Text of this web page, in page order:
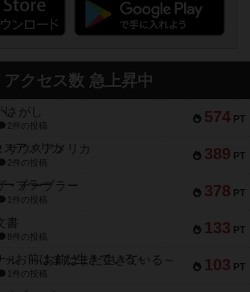
アクセス数 急上昇中
574 PT
さがし
2件の投稿
389 PT
サウスアメリカ
2件の投稿
378 PT
・テーブラー
1件の投稿
133 PT
書
8件の投稿
103 PT
ル ～お前はまだ生きている～
1件の投稿